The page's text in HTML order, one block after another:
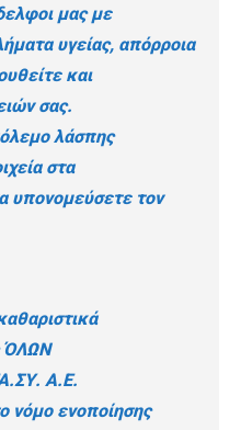
μας με
υγείας, απόρροια
και
σας.
λάσπης
στα
τον
ΌΛΩΝ
Α.Ε.
νόμο ενοποίησης